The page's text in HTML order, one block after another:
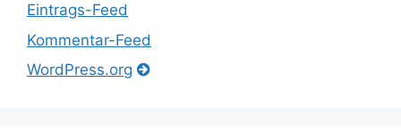
Eintrags-Feed
Kommentar-Feed
WordPress.org